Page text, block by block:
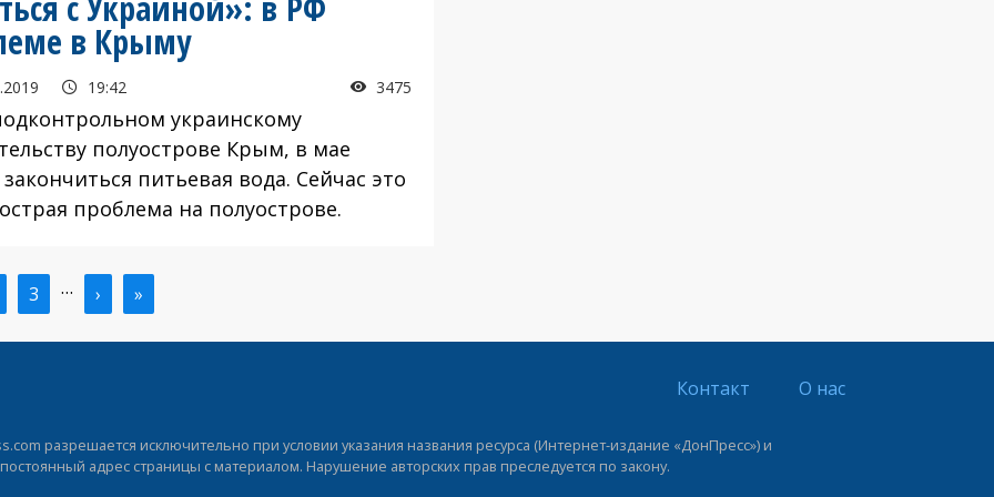
в Крыму
19:42 3475
украинскому
полуострове Крым, в мае
питьевая вода. Сейчас это
проблема на полуострове.
Страница
3 … Следующая
страница
› Последняя
страница
»
Контакт О нас
разрешается исключительно при условии указания названия ресурса (Интернет-издание «ДонПресс») и
адрес страницы с материалом. Нарушение авторских прав преследуется по закону.